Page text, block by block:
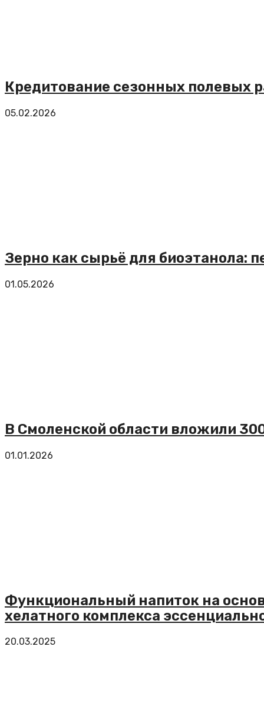
Кредитование сезонных полевых
05.02.2026
Зерно как сырьё для биоэтанола:
01.05.2026
В Смоленской области вложили
01.01.2026
Функциональный напиток на
хелатного комплекса
20.03.2025